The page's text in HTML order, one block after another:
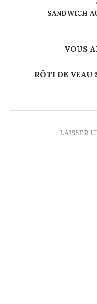
SANDWICH
VOUS
RÔTI DE VEAU
LAISSER